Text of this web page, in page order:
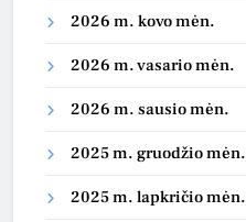
2026 m. kovo mėn.
2026 m. vasario mėn.
2026 m. sausio mėn.
2025 m. gruodžio mėn.
2025 m. lapkričio mėn.